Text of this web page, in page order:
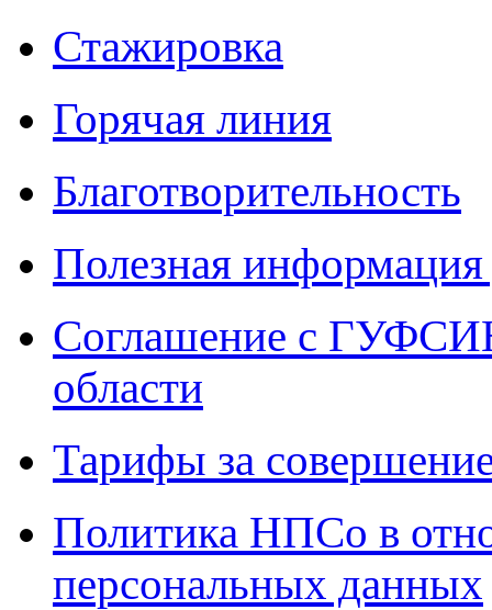
Стажировка
Горячая линия
Благотворительность
Полезная
Соглашение с
области
Тарифы за
Политика НПСо в
персональных данных